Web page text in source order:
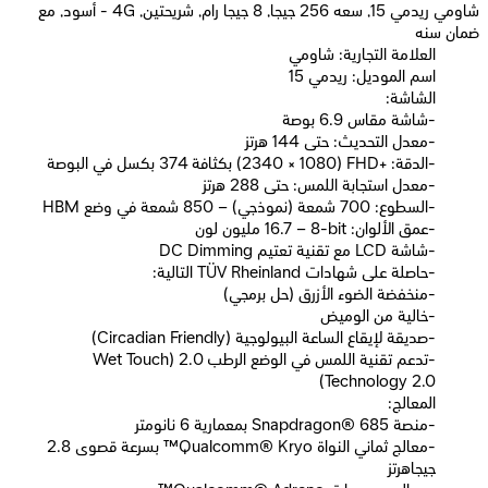
شاومي ريدمي 15, سعه 256 جيجا, 8 جيجا رام, شريحتين, 4G - أسود, مع
ضمان سنه
العلامة التجارية: شاومي
اسم الموديل: ريدمي 15
الشاشة:
-شاشة مقاس 6.9 بوصة
-معدل التحديث: حتى 144 هرتز
-الدقة: +FHD ‏(1080 × 2340) بكثافة 374 بكسل في البوصة
-معدل استجابة اللمس: حتى 288 هرتز
-السطوع: 700 شمعة (نموذجي) – 850 شمعة في وضع HBM
-عمق الألوان: ‎8-bit‎ – ‏16.7 مليون لون
-شاشة LCD مع تقنية تعتيم DC Dimming
-حاصلة على شهادات TÜV Rheinland التالية:
-منخفضة الضوء الأزرق (حل برمجي)
-خالية من الوميض
-صديقة لإيقاع الساعة البيولوجية (Circadian Friendly)
-تدعم تقنية اللمس في الوضع الرطب 2.0 (Wet Touch
Technology 2.0)
المعالج:
-منصة Snapdragon® 685 بمعمارية 6 نانومتر
-معالج ثماني النواة Qualcomm® Kryo™ بسرعة قصوى 2.8
جيجاهرتز